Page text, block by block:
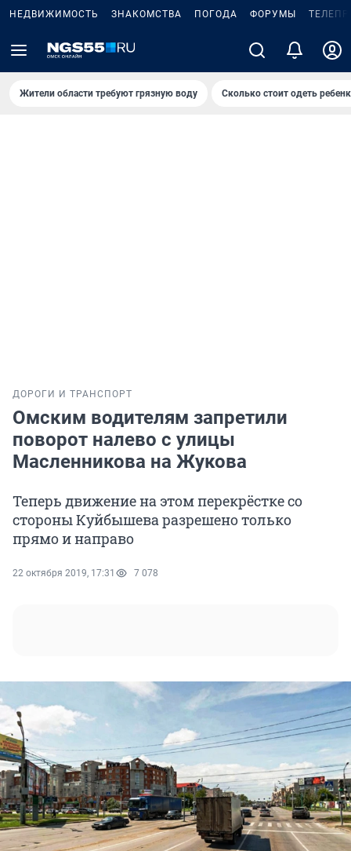
НЕДВИЖИМОСТЬ ЗНАКОМСТВА ПОГОДА ФОРУМЫ
Жители области требуют грязную воду Сколько стоит одеть
ДОРОГИ И ТРАНСПОРТ
Омским водителям запретили
поворот налево с улицы
Масленникова на Жукова
Теперь движение на этом перекрёстке со
стороны Куйбышева разрешено только
прямо и направо
22 октября 2019, 17:31 7 078